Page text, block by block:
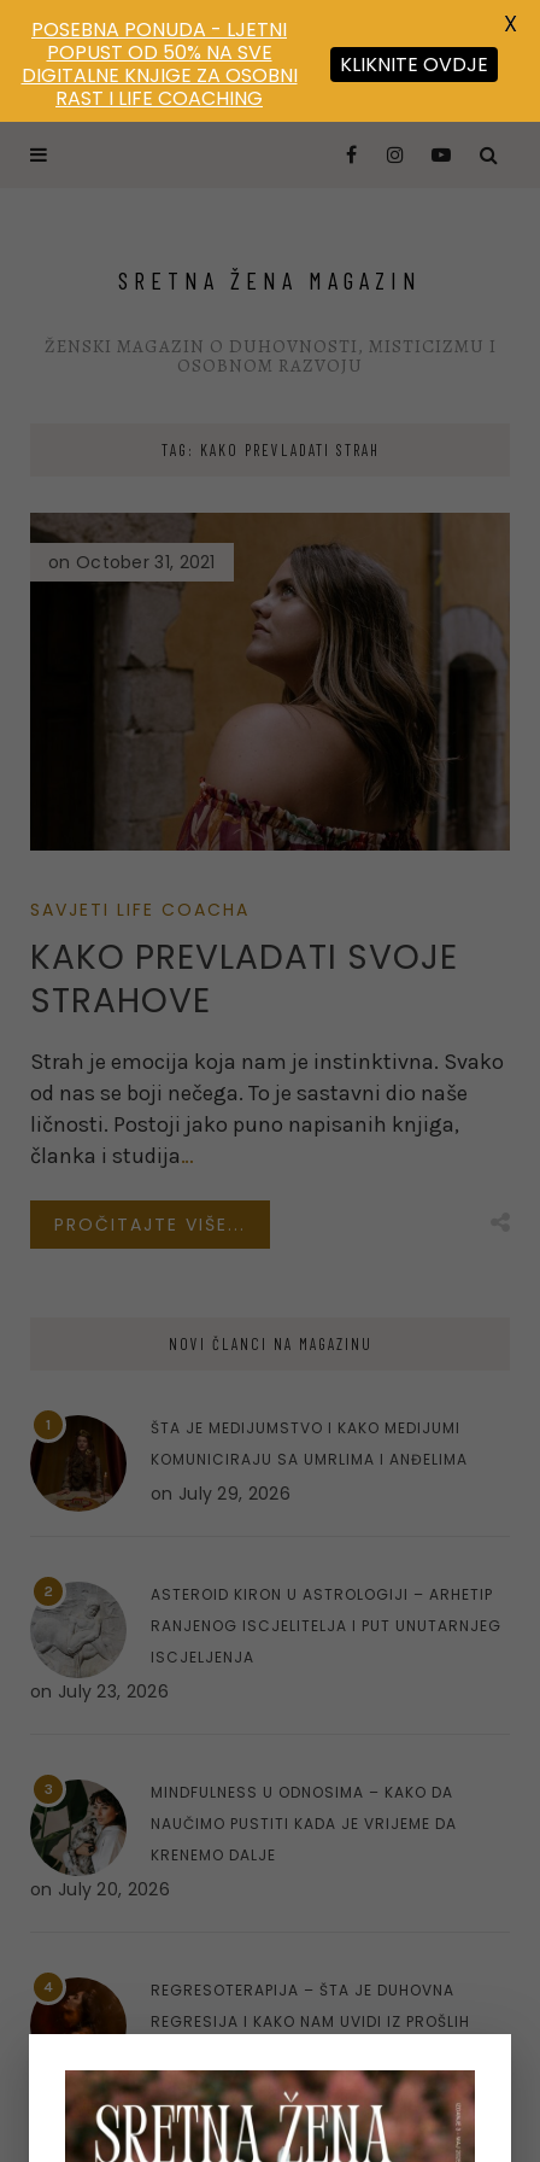
SRETNA ŽENA MAGAZIN
ŽENSKI MAGAZIN O DUHOVNOSTI, MISTICIZMU I
OSOBNOM RAZVOJU
TAG: KAKO PREVLADATI STRAH
on October 31, 2021
SAVJETI LIFE COACHA
KAKO PREVLADATI SVOJE
STRAHOVE
Strah je emocija koja nam je instinktivna. Svako
od nas se boji nečega. To je sastavni dio naše
ličnosti. Postoji jako puno napisanih knjiga,
članka i studija…
PROČITAJTE VIŠE...
NOVI ČLANCI NA MAGAZINU
1
ŠTA JE MEDIJUMSTVO I KAKO MEDIJUMI
KOMUNICIRAJU SA UMRLIMA I ANĐELIMA
on July 29, 2026
2
ASTEROID KIRON U ASTROLOGIJI – ARHETIP
RANJENOG ISCJELITELJA I PUT UNUTARNJEG
ISCJELJENJA
on July 23, 2026
3
MINDFULNESS U ODNOSIMA – KAKO DA
NAUČIMO PUSTITI KADA JE VRIJEME DA
KRENEMO DALJE
on July 20, 2026
4
REGRESOTERAPIJA – ŠTA JE DUHOVNA
REGRESIJA I KAKO NAM UVIDI IZ PROŠLIH
July 7, 2026
POSEBNA PONUDA - LJETNI
POPUST OD 50% NA SVE
DIGITALNE KNJIGE ZA OSOBNI
RAST I LIFE COACHING
KLIKNITE OVDJE
X